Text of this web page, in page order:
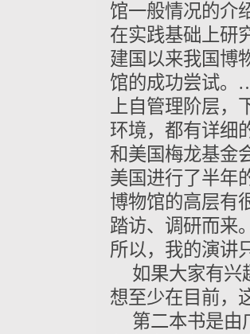
馆一般情况的介
在实践基础上研
建国以来我国博
馆的成功尝试。
上自管理阶层
环境，都有详细
和美国梅龙基金
美国进行了半年
博物馆的高层有
踏访、调研而来
所以，我的演讲
如果大家有兴
想至少在目前，
第二本书是由